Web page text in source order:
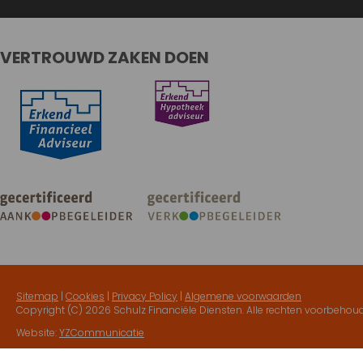
VERTROUWD ZAKEN DOEN
Sitemap | Cookies | Privacy Policy | Algemene voorwaarden
Copyright (C) 2026 Schulz Financiële Diensten. Alle rechten
Website:YZCommunicatie